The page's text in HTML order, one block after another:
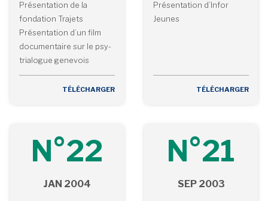
Présentation de la
fondation Trajets
Présentation d’un film
documentaire sur le psy-
trialogue genevois
TÉLÉCHARGER
Présentation d’Infor
Jeunes
TÉLÉCHARGER
N°22
JAN 2004
N°21
SEP 2003